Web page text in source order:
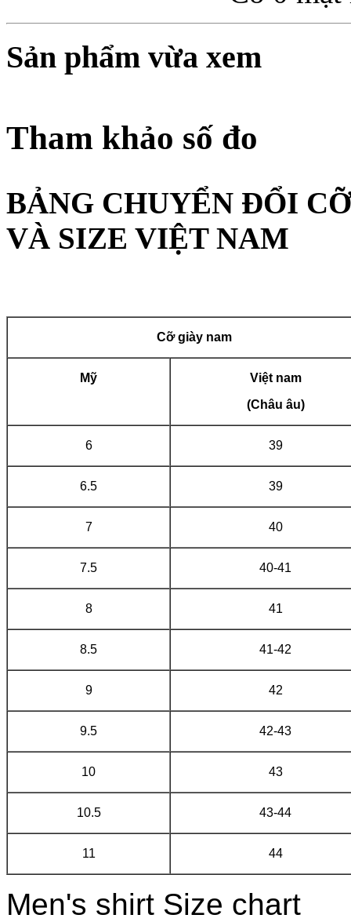
Sản phẩm vừa xem
Tham khảo số đo
BẢNG CHUYỂN ĐỔI
VÀ SIZE VIỆT NAM
Cỡ giày nam
Mỹ
Việt nam
(Châu âu)
6 39
6.5 39
7 40
7.5 40-41
8 41
8.5 41-42
9 42
9.5 42-43
10 43
10.5 43-44
11 44
Men's shirt Size chart